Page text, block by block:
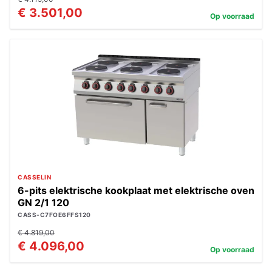
€ 3.501,00 Op voorraad
CASSELIN
6-pits elektrische kookplaat met elektrische oven
GN 2/1 120
CASS-C7FOE6FFS120
€ 4.819,00
€ 4.096,00 Op voorraad